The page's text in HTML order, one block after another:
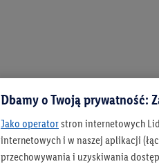
Dbamy o Twoją prywatność:
Jako operatorstron internetowych
internetowych i w naszej aplikacji
przechowywania i uzyskiwania